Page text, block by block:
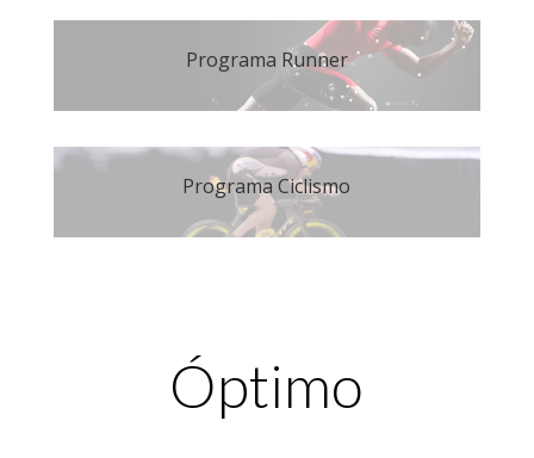
Programa Runner
Programa Ciclismo
Óptimo